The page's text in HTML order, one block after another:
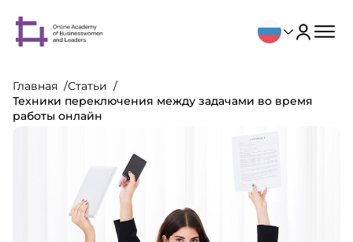
Главная
Статьи
Техники переключения между задачами во время
работы онлайн